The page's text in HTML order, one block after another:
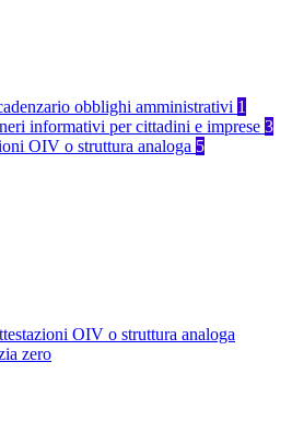
obblighi amministrativi 1
informativi per cittadini e imprese 3
OIV o struttura analoga 5
OIV o struttura analoga
zero